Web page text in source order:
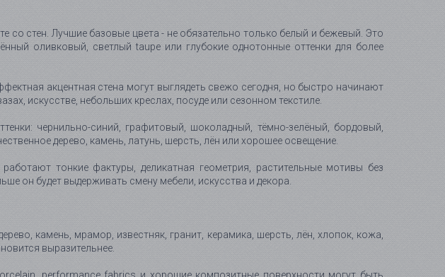
со стен. Лучшие базовые цвета - не обязательно только белый и бежевый. Это
оливковый, светлый taupe или глубокие однотонные оттенки для более
акцентная стена могут выглядеть свежо сегодня, но быстро начинают
искусстве, небольших креслах, посуде или сезонном текстиле.
чернильно-синий, графитовый, шоколадный, тёмно-зелёный, бордовый,
дерево, камень, латунь, шерсть, лён или хорошее освещение.
тонкие фактуры, деликатная геометрия, растительные мотивы без
он будет выдерживать смену мебели, искусства и декора.
камень, мрамор, известняк, гранит, керамика, шерсть, лён, хлопок, кожа,
выразительнее.